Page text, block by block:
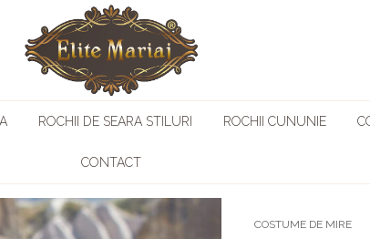
ROCHII DE SEARA STILURI ROCHII CUNUNIE
CONTACT
COSTUME DE MIRE